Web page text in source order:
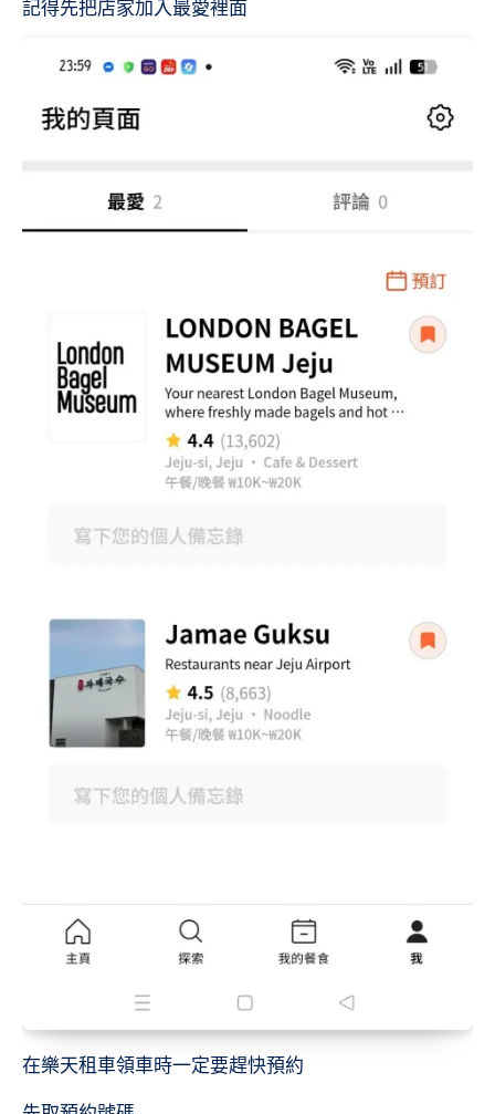
記得先把店家加入最愛裡面
在樂天租車領車時一定要趕快預約